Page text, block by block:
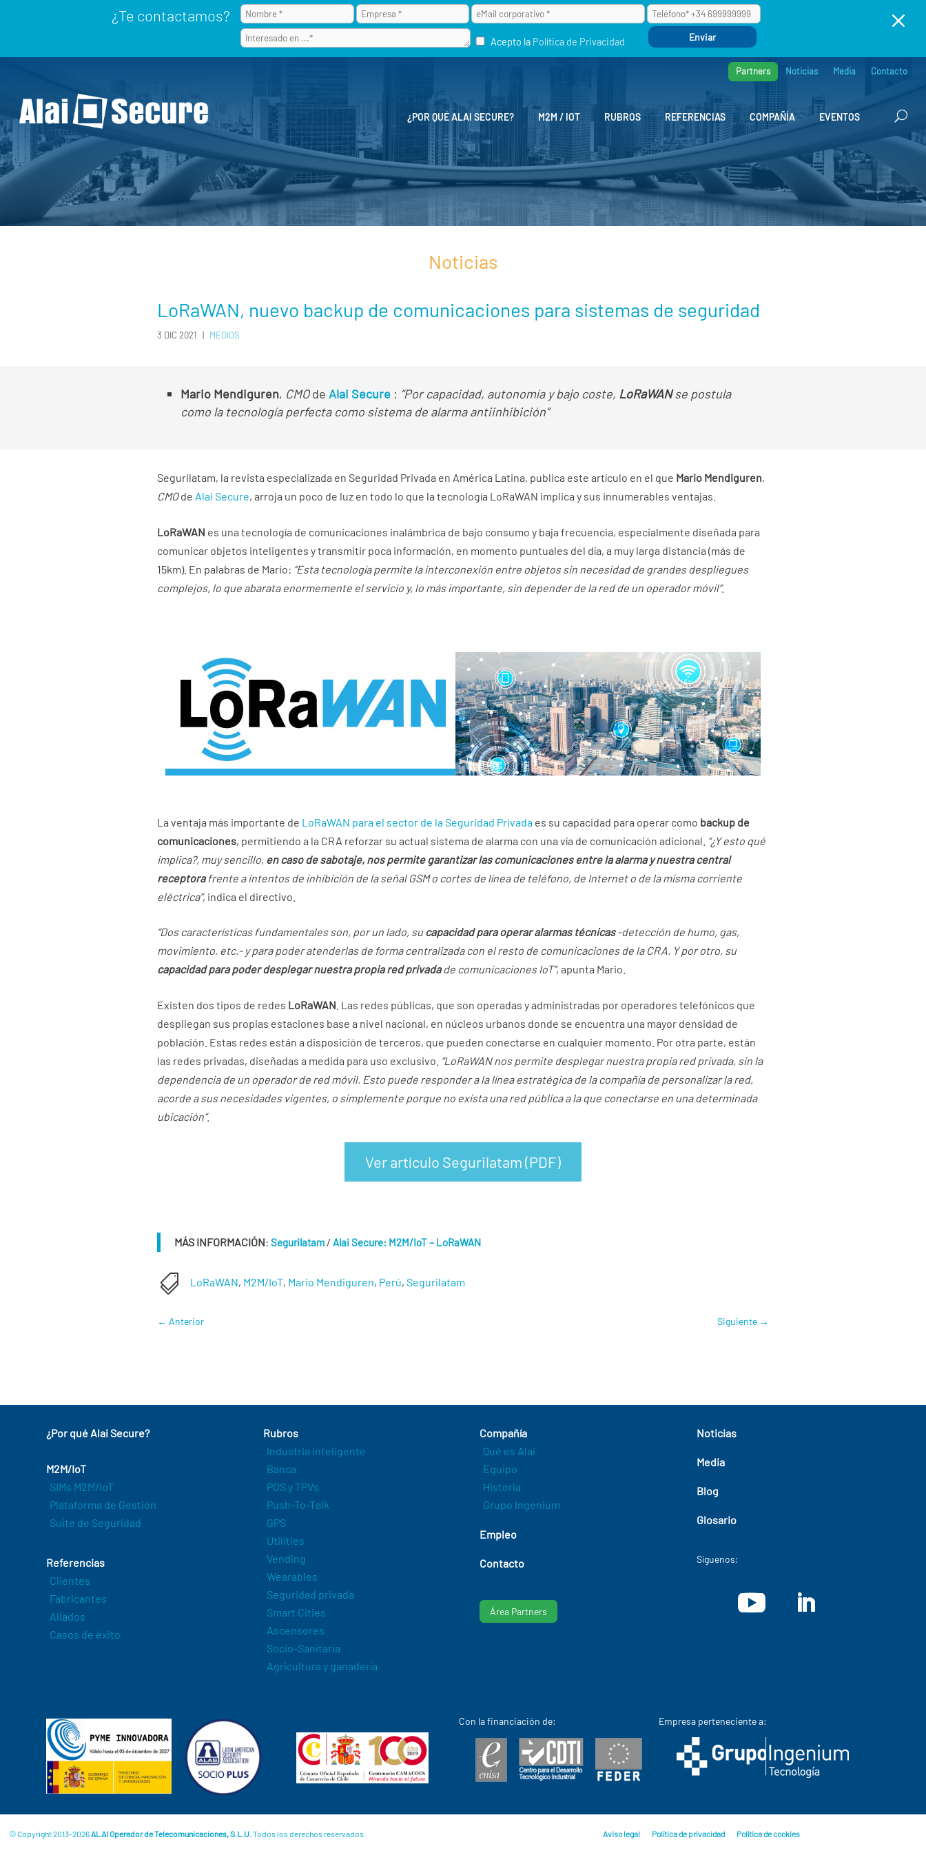
¿Te contactamos?
Acepto la Política de Privacidad
M
Partners Noticias Media Contacto
¿POR QUÉ ALAI SECURE? M2M / IOT RUBROS REFERENCIAS COMPAÑÍA EVENTOS
Noticias
LoRaWAN, nuevo backup de comunicaciones para sistemas de seguridad
3 DIC 2021 | MEDIOS
Mario Mendiguren, CMOde Alai Secure: “Por capacidad, autonomía y bajo coste, LoRaWANse postula
como la tecnología perfecta como sistema de alarma antiinhibición”
Segurilatam, la revista especializada en Seguridad Privada en América Latina, publica este artículo en el que Mario Mendiguren,
CMOde Alai Secure, arroja un poco de luz en todo lo que la tecnología LoRaWAN implica y sus innumerables ventajas.
LoRaWAN es una tecnología de comunicaciones inalámbrica de bajo consumo y baja frecuencia, especialmente diseñada para
comunicar objetos inteligentes y transmitir poca información, en momento puntuales del día, a muy larga distancia (más de
15km). En palabras de Mario: “Esta tecnología permite la interconexión entre objetos sin necesidad de grandes despliegues
complejos, lo que abarata enormemente el servicio y, lo más importante, sin depender de la red de un operador móvil”.
La ventaja más importante de LoRaWAN para el sector de la Seguridad Privada es su capacidad para operar como backup de
comunicaciones, permitiendo a la CRA reforzar su actual sistema de alarma con una vía de comunicación adicional. “¿Y esto qué
implica?, muy sencillo, en caso de sabotaje, nos permite garantizar las comunicaciones entre la alarma y nuestra central
receptorafrente a intentos de inhibición de la señal GSM o cortes de línea de teléfono, de Internet o de la misma corriente
eléctrica”, indica el directivo.
“Dos características fundamentales son, por un lado, sucapacidad para operar alarmas técnicas-detección de humo, gas,
movimiento, etc.- y para poder atenderlas de forma centralizada con el resto de comunicaciones de la CRA. Y por otro, su
capacidad para poder desplegar nuestra propia red privadade comunicaciones IoT”, apunta Mario.
Existen dos tipos de redes LoRaWAN . Las redes públicas, que son operadas y administradas por operadores telefónicos que
despliegan sus propias estaciones base a nivel nacional, en núcleos urbanos donde se encuentra una mayor densidad de
población. Estas redes están a disposición de terceros, que pueden conectarse en cualquier momento. Por otra parte, están
las redes privadas, diseñadas a medida para uso exclusivo. “LoRaWAN nos permite desplegar nuestra propia red privada, sin la
dependencia de un operador de red móvil. Esto puede responder a la línea estratégica de la compañía de personalizar la red,
acorde a sus necesidades vigentes, o simplemente porque no exista una red pública a la que conectarse en una determinada
ubicación”.
Ver artículo Segurilatam (PDF)
MÁS INFORMACIÓN:Segurilatam /Alai Secure: M2M/IoT – LoRaWAN
 LoRaWAN, M2M/IoT, Mario Mendiguren, Perú, Segurilatam
← Anterior Siguiente→
¿Por qué Alai Secure?
M2M/IoT
SIMs M2M/IoT
Plataforma de Gestión
Suite de Seguridad
Referencias
Clientes
Fabricantes
Aliados
Casos de éxito
Rubros
Industria inteligente
Banca
POS y TPVs
Push-To-Talk
GPS
Utilities
Vending
Wearables
Seguridad privada
Smart Cities
Ascensores
Socio-Sanitaria
Agricultura y ganadería
Compañía
Qué es Alai
Equipo
Historia
Grupo Ingenium
Empleo
Contacto
Área Partners
Noticias
Media
Blog
Glosario
Síguenos:
Con la financiación de: Empresa perteneciente a:
© Copyright 2013-2026 ALAI Operador de Telecomunicaciones, S.L.U. Todos los derechos reservados. Aviso legal Política de privacidad Política de cookies